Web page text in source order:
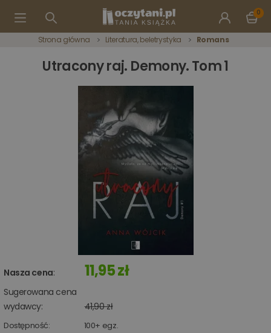
0
Strona główna Literatura, beletrystyka Romans
Utracony raj. Demony. Tom 1
Nasza cena: 11,95 zł
Sugerowana cena
wydawcy:
41,90 zł
Dostępność: 100+ egz.